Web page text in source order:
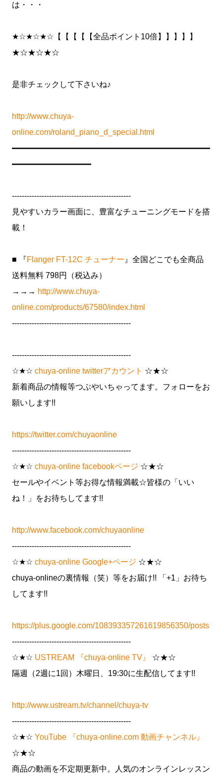
は・・・
★☆★☆★☆【【【【【全品ポイント10倍】】】】】
★☆★☆★☆
是非チェックして下さいね♪
http://www.chuya-
online.com/roland_piano_d_special.html
━━━━━━━━━━━━━━━━━━━━━━━━━
━━━━━━━━━━
------------------------------------------------
見やすいカラー画面に、豊富なチューニングモードを搭
載！
■ 『Flanger FT-12C チューナー 』全国どこでも全商品
送料無料 798円（税込み）
→→→ http://www.chuya-
online.com/products/67580/index.html
------------------------------------------------
------------------------------------------------
☆★☆ chuya-online twitterアカウント ☆★☆
新着商品の情報等つぶやいちゃってます。フォローをお
願いします!!
https://twitter.com/chuyaonline
------------------------------------------------
☆★☆ chuya-online facebookページ ☆★☆
セールやイベント等お得な情報満載☆皆様の「いい
ね！」をお待ちしてます!!
http://www.facebook.com/chuyaonline
------------------------------------------------
☆★☆ chuya-online Google+ページ ☆★☆
chuya-onlineの裏情報（笑）等をお届け!! 「+1」お待ち
してます!!
https://plus.google.com/108393357261619856350/posts
------------------------------------------------
☆★☆ USTREAM 『chuya-online TV』
☆★☆
隔週（2週に1回）木曜日、19:30に生配信してます!!
http://www.ustream.tv/channel/chuya-tv
------------------------------------------------
☆★☆ YouTube 『chuya-online.com 動画チャンネル』
☆★☆
商品の動画を不定期更新中。人気のオンラインレッスン